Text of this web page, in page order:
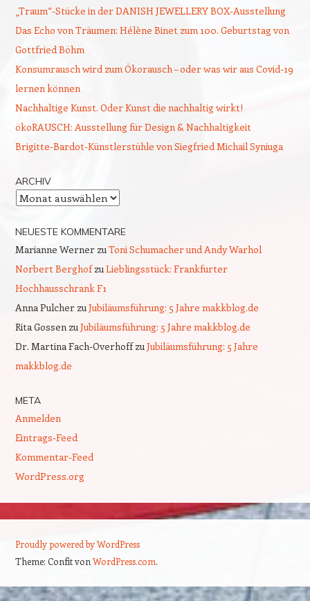
„Traum“-Stücke in der DANISH JEWELLERY BOX-Ausstellung
Das Echo von Träumen: Hélène Binet zum 100. Geburtstag von
Gottfried Böhm
Konsumrausch wird zum Ökorausch – oder was wir aus Covid-19
lernen können
Nachhaltige Kunst. Oder Kunst die nachhaltig wirkt!
ökoRAUSCH: Ausstellung für Design & Nachhaltigkeit
Brigitte-Bardot-Künstlerstühle von Siegfried Michail Syniuga
ARCHIV
Archiv
NEUESTE KOMMENTARE
Marianne WernerzuToni Schumacher und Andy Warhol
Norbert BerghofzuLieblingsstück: Frankfurter
Hochhausschrank F1
Anna PulcherzuJubiläumsführung: 5 Jahre makkblog.de
Rita GossenzuJubiläumsführung: 5 Jahre makkblog.de
Dr. Martina Fach-OverhoffzuJubiläumsführung: 5 Jahre
makkblog.de
META
Anmelden
Eintrags-Feed
Kommentar-Feed
WordPress.org
Proudly powered by WordPress
Theme: Confit von WordPress.com.